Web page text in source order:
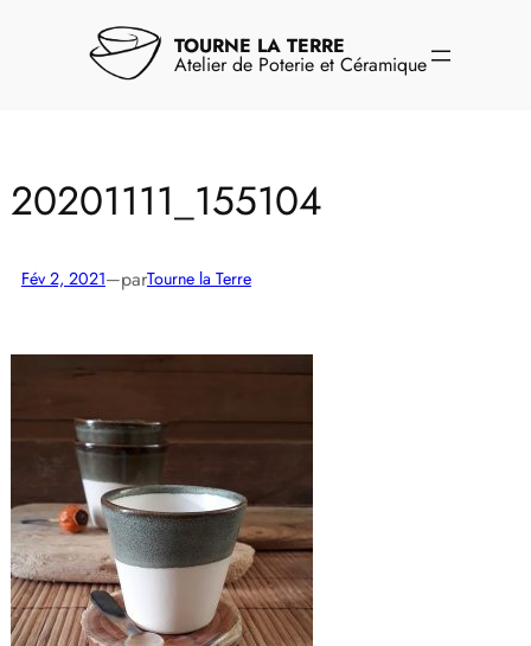
TOURNE LA TERRE
Atelier de Poterie et Céramique
20201111_155104
Fév 2, 2021—parTourne la Terre